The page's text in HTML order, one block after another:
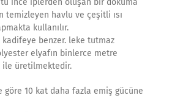
ince iplerden oluşan bir dokuma
temizleyen havlu ve çeşitli ısı
kullanılır.
benzer. leke tutmaz
elyafın binlerce metre
üretilmektedir.
göre 10 kat daha fazla emiş gücüne